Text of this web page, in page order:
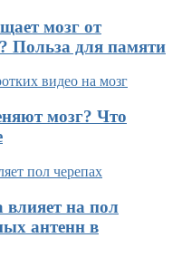
мозг от
Польза для памяти
мозг? Что
влияет на пол
антенн в